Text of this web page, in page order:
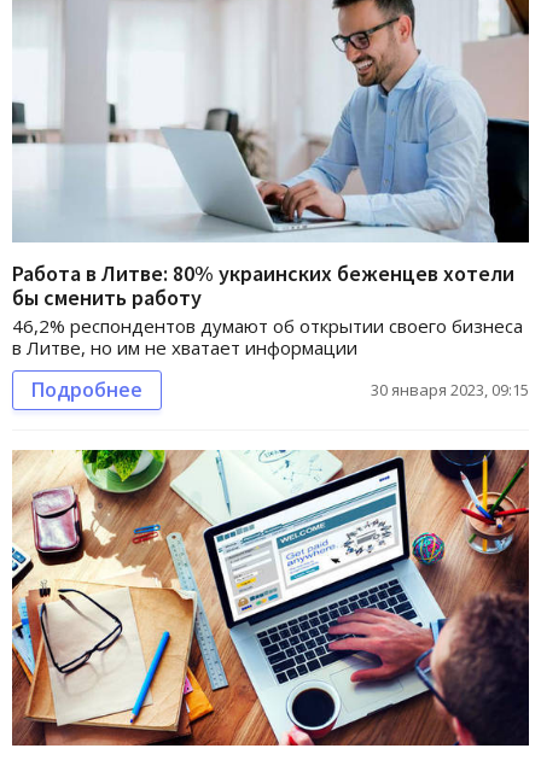
Работа в Литве: 80% украинских беженцев хотели
бы сменить работу
46,2% респондентов думают об открытии своего бизнеса
в Литве, но им не хватает информации
Подробнее 30 января 2023, 09:15